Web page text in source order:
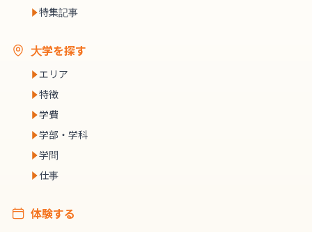
特集記事
大学を探す
エリア
特徴
学費
学部・学科
学問
仕事
体験する